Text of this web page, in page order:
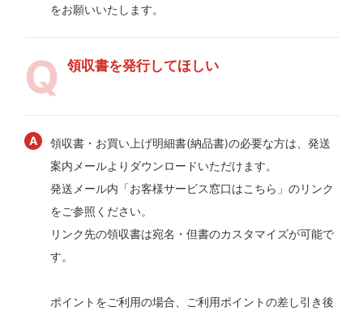
をお願いいたします。
領収書を発行してほしい
領収書・お買い上げ明細書(納品書)の必要な方は、発送
案内メールよりダウンロードいただけます。
発送メール内「お客様サービス窓口はこちら」のリンク
をご参照ください。
リンク先の領収書は宛名・但書のカスタマイズが可能で
す。
ポイントをご利用の場合、ご利用ポイントの差し引き後